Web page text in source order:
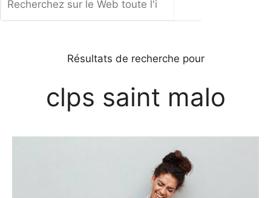
Résultats de recherche pour
clps saint malo